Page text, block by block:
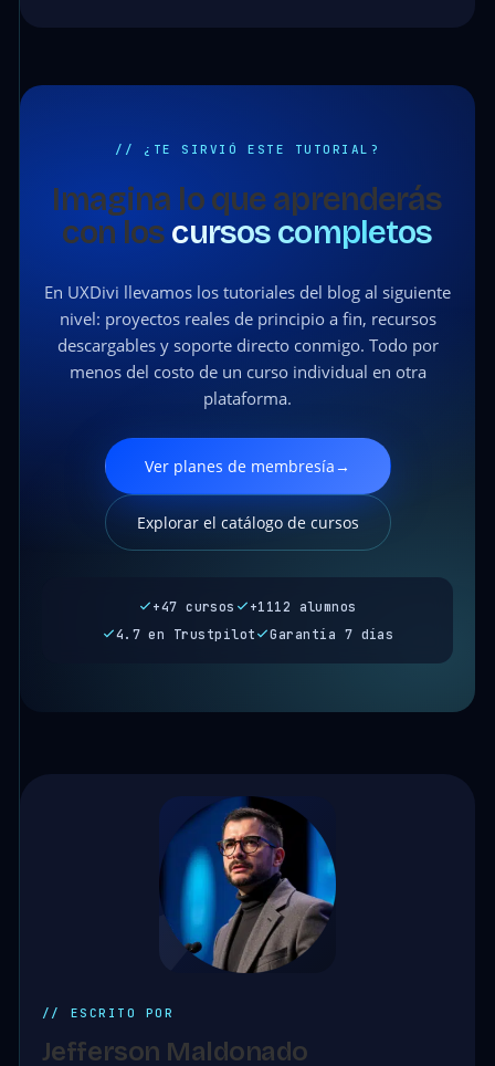
// ¿TE SIRVIÓ ESTE TUTORIAL?
Imagina lo que aprenderás
con los cursos completos
En UXDivi llevamos los tutoriales del blog al siguiente
nivel: proyectos reales de principio a fin, recursos
descargables y soporte directo conmigo. Todo por
menos del costo de un curso individual en otra
plataforma.
Ver planes de membresía→
Explorar el catálogo de cursos
+47 cursos
+1112 alumnos
4.7 en Trustpilot
Garantía 7 días
// ESCRITO POR
Jefferson Maldonado